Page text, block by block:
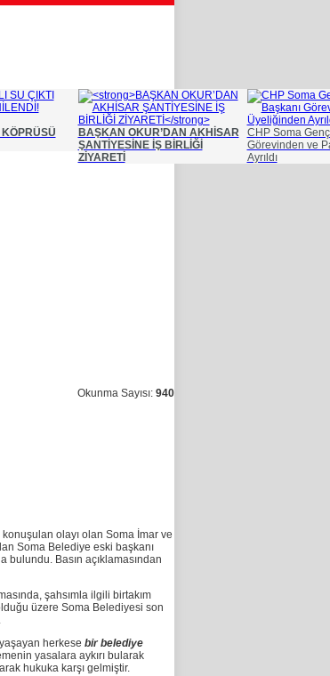
BAŞKAN OKUR’DAN AKHİSAR
ŞANTİYESİNE İŞ BİRLİĞİ
ZİYARETİ
CHP Soma
Görevinden ve
Ayrıldı
Okunma Sayısı: 940
olayı olan Soma İmar ve
Soma Belediye eski başkanı
bulundu. Basın açıklamasından
şahsımla ilgili birtakım
üzere Soma Belediyesi son
herkese bir belediye
yasalara aykırı bularak
hukuka karşı gelmiştir.